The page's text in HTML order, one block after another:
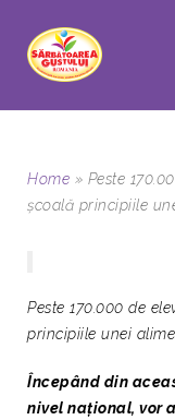
Home » Peste
școală principiile
Peste 170.000 de
principiile unei
Începând din
nivel național, vor